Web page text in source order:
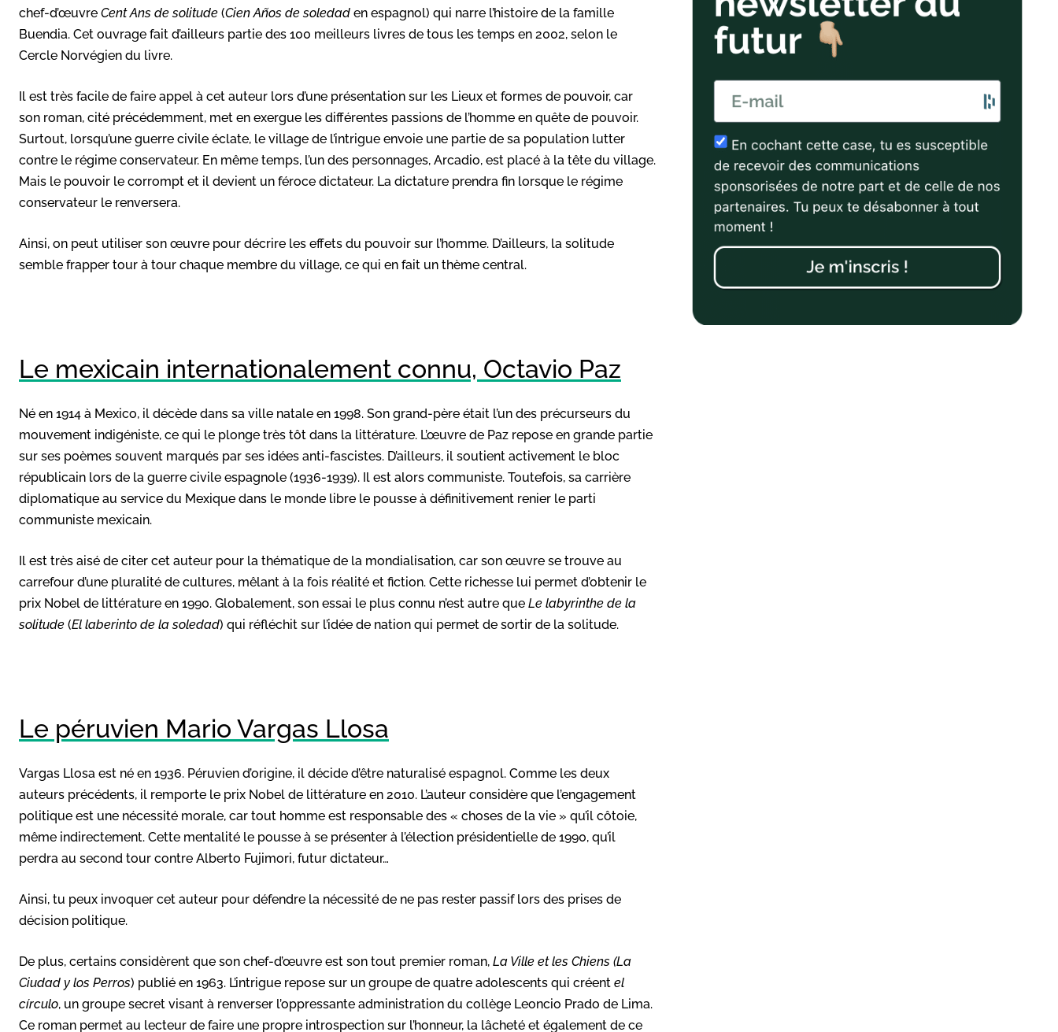
chef-d’œuvre Cent Ans de solitude (Cien Años de soledad en espagnol) qui narre l’histoire de la famille
Buendia. Cet ouvrage fait d’ailleurs partie des 100 meilleurs livres de tous les temps en 2002, selon le
Cercle Norvégien du livre.
Il est très facile de faire appel à cet auteur lors d’une présentation sur les Lieux et formes de pouvoir, car
son roman, cité précédemment, met en exergue les différentes passions de l’homme en quête de pouvoir.
Surtout, lorsqu’une guerre civile éclate, le village de l’intrigue envoie une partie de sa population lutter
contre le régime conservateur. En même temps, l’un des personnages, Arcadio, est placé à la tête du village.
Mais le pouvoir le corrompt et il devient un féroce dictateur. La dictature prendra fin lorsque le régime
conservateur le renversera.
Ainsi, on peut utiliser son œuvre pour décrire les effets du pouvoir sur l’homme. D’ailleurs, la solitude
semble frapper tour à tour chaque membre du village, ce qui en fait un thème central.
Le mexicain internationalement connu, Octavio Paz
Né en 1914 à Mexico, il décède dans sa ville natale en 1998. Son grand-père était l’un des précurseurs du
mouvement indigéniste, ce qui le plonge très tôt dans la littérature. L’œuvre de Paz repose en grande partie
sur ses poèmes souvent marqués par ses idées anti-fascistes. D’ailleurs, il soutient activement le bloc
républicain lors de la guerre civile espagnole (1936-1939). Il est alors communiste. Toutefois, sa carrière
diplomatique au service du Mexique dans le monde libre le pousse à définitivement renier le parti
communiste mexicain.
Il est très aisé de citer cet auteur pour la thématique de la mondialisation, car son œuvre se trouve au
carrefour d’une pluralité de cultures, mêlant à la fois réalité et fiction. Cette richesse lui permet d’obtenir le
prix Nobel de littérature en 1990. Globalement, son essai le plus connu n’est autre que Le labyrinthe de la
solitude (El laberinto de la soledad) qui réfléchit sur l’idée de nation qui permet de sortir de la solitude.
Le péruvien Mario Vargas Llosa
Vargas Llosa est né en 1936. Péruvien d’origine, il décide d’être naturalisé espagnol. Comme les deux
auteurs précédents, il remporte le prix Nobel de littérature en 2010. L’auteur considère que l’engagement
politique est une nécessité morale, car tout homme est responsable des « choses de la vie » qu’il côtoie,
même indirectement. Cette mentalité le pousse à se présenter à l’élection présidentielle de 1990, qu’il
perdra au second tour contre Alberto Fujimori, futur dictateur…
Ainsi, tu peux invoquer cet auteur pour défendre la nécessité de ne pas rester passif lors des prises de
décision politique.
De plus, certains considèrent que son chef-d’œuvre est son tout premier roman, La Ville et les Chiens (La
Ciudad y los Perros) publié en 1963. L’intrigue repose sur un groupe de quatre adolescents qui créent el
círculo, un groupe secret visant à renverser l’oppressante administration du collège Leoncio Prado de Lima.
Ce roman permet au lecteur de faire une propre introspection sur l’honneur, la lâcheté et également de ce